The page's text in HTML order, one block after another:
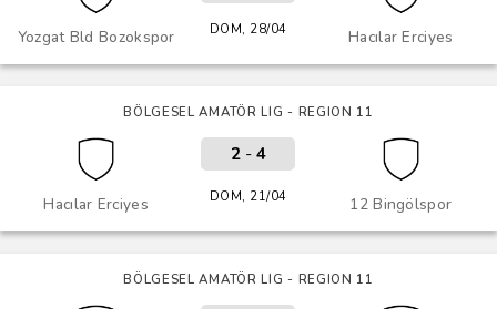
Yozgat Bld Bozokspor Hacılar Erciyes
DOM, 28/04
BÖLGESEL AMATÖR LIG - REGION 11
Hacılar Erciyes 12 Bingölspor
2- 4
DOM, 21/04
BÖLGESEL AMATÖR LIG - REGION 11